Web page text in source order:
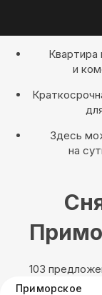
и
Здесь
на
103
Приморское